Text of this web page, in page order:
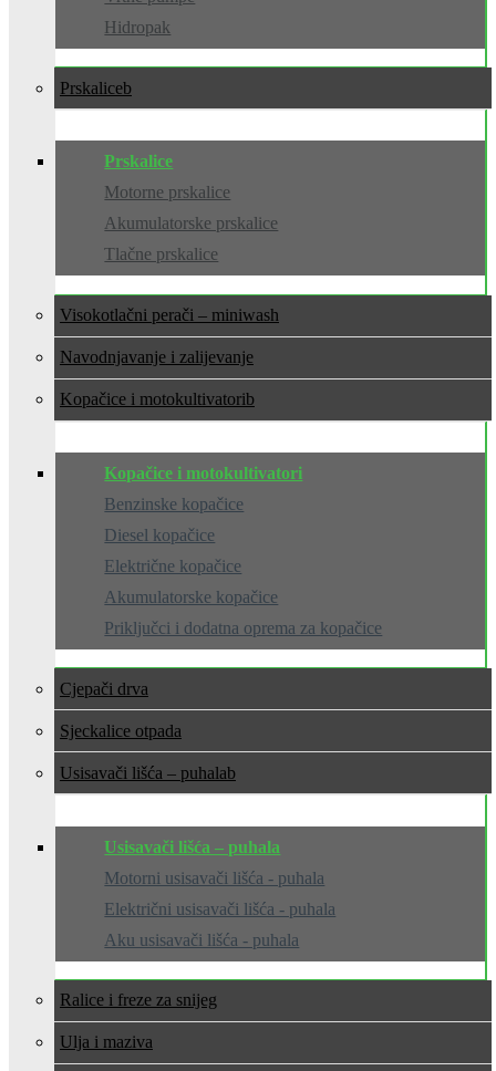
Hidropak
Prskalice
Prskalice
Motorne prskalice
Akumulatorske prskalice
Tlačne prskalice
Visokotlačni perači – miniwash
Navodnjavanje i zalijevanje
Kopačice i motokultivatori
Kopačice i motokultivatori
Benzinske kopačice
Diesel kopačice
Električne kopačice
Akumulatorske kopačice
Priključci i dodatna oprema za kopačice
Cjepači drva
Sjeckalice otpada
Usisavači lišća – puhala
Usisavači lišća – puhala
Motorni usisavači lišća - puhala
Električni usisavači lišća - puhala
Aku usisavači lišća - puhala
Ralice i freze za snijeg
Ulja i maziva